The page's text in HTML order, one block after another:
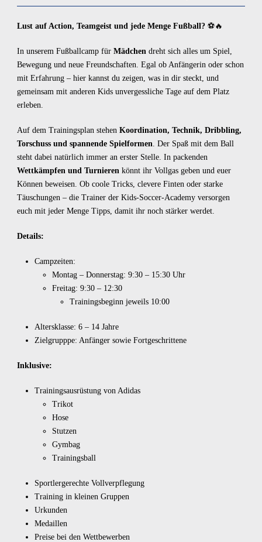
Lust auf Action, Teamgeist und jede Menge Fußball? ⚽🔥
In unserem Fußballcamp für Mädchen dreht sich alles um Spiel,
Bewegung und neue Freundschaften. Egal ob Anfängerin oder schon
mit Erfahrung – hier kannst du zeigen, was in dir steckt, und
gemeinsam mit anderen Kids unvergessliche Tage auf dem Platz
erleben.
Auf dem Trainingsplan stehen Koordination, Technik, Dribbling,
Torschuss und spannende Spielformen. Der Spaß mit dem Ball
steht dabei natürlich immer an erster Stelle. In packenden
Wettkämpfen und Turnieren könnt ihr Vollgas geben und euer
Können beweisen. Ob coole Tricks, clevere Finten oder starke
Täuschungen – die Trainer der Kids-Soccer-Academy versorgen
euch mit jeder Menge Tipps, damit ihr noch stärker werdet.
Details:
Campzeiten:
Montag – Donnerstag: 9:30 – 15:30 Uhr
Freitag: 9:30 – 12:30
Trainingsbeginn jeweils 10:00
Altersklasse: 6 – 14 Jahre
Zielgrupppe: Anfänger sowie Fortgeschrittene
Inklusive:
Trainingsausrüstung von Adidas
Trikot
Hose
Stutzen
Gymbag
Trainingsball
Sportlergerechte Vollverpflegung
Training in kleinen Gruppen
Urkunden
Medaillen
Preise bei den Wettbewerben